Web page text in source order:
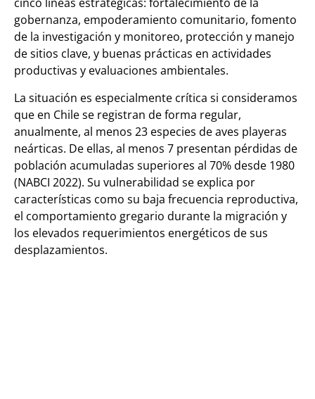
gobernanza, empoderamiento comunitario, fomento
de la investigación y monitoreo, protección y manejo
de sitios clave, y buenas prácticas en actividades
productivas y evaluaciones ambientales.
La situación es especialmente crítica si consideramos
que en Chilese registran de forma regular,
anualmente, al menos 23 especies de aves playeras
neárticas. De ellas, al menos 7 presentan pérdidas de
población acumuladas superiores al 70% desde 1980
(NABCI 2022). Su vulnerabilidad se explica por
características como su baja frecuencia reproductiva,
el comportamiento gregario durante la migración y
los elevados requerimientos energéticos de sus
desplazamientos.